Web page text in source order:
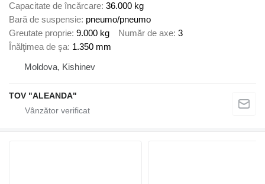
Capacitate de încărcare 36.000 kg
Bară de suspensie pneumo/pneumo
Greutate proprie 9.000 kg Număr de axe 3
Înălţimea de şa 1.350 mm
Moldova, Kishinev
TOV "ALEANDA"